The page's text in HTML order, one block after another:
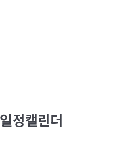
일정캘린더